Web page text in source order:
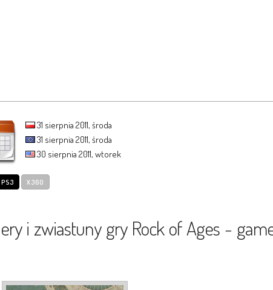
31 sierpnia 2011, środa
31 sierpnia 2011, środa
30 sierpnia 2011, wtorek
PS3 X360
i zwiastuny gry Rock of Ages -